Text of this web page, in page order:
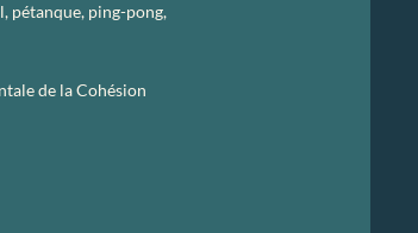
pétanque, ping-pong,
de la Cohésion